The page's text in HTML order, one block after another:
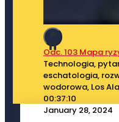
Odc. 103 Mapa
Technologia,
eschatologia,
wodorowa, Los
00:37:10
January 28, 2024